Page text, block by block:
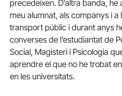
precedeixen. D’altra banda, he
meu alumnat, als companys i a
transport públic i durant anys
converses de l’estudiantat de
Social, Magisteri i Psicologia
aprendre el que no he trobat
en les universitats.